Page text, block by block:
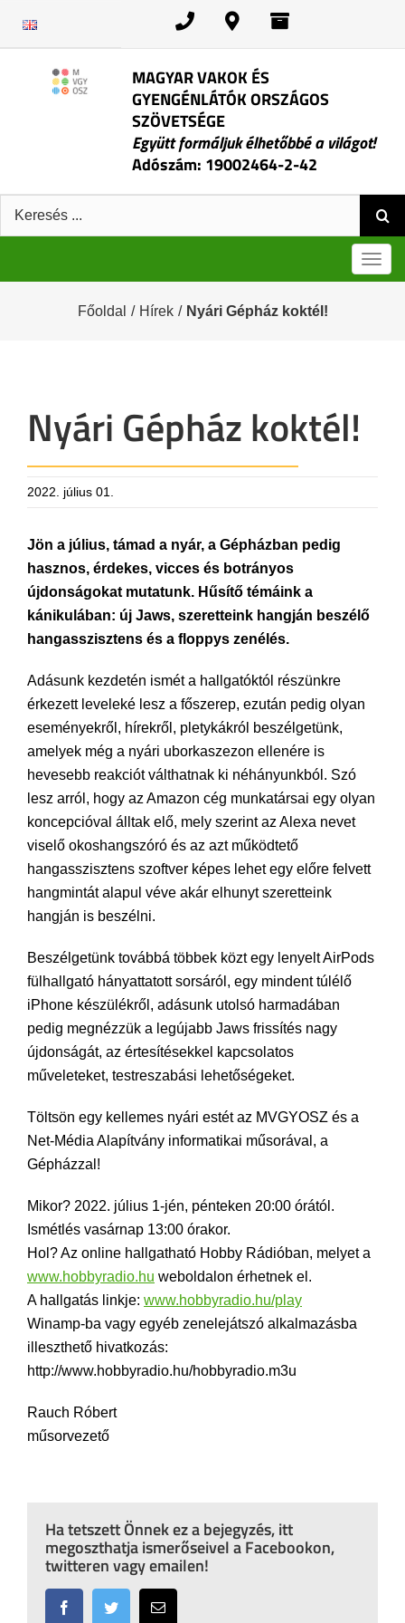
MAGYAR VAKOK ÉS
GYENGÉNLÁTÓK ORSZÁGOS
SZÖVETSÉGE
Együtt formáljuk élhetőbbé a világot!
Adószám: 19002464-2-42
Keresés:
Főoldal / Hírek / Nyári Gépház koktél!
Nyári Gépház koktél!
2022. július 01.
Jön a július, támad a nyár, a Gépházban pedig
hasznos, érdekes, vicces és botrányos
újdonságokat mutatunk. Hűsítő témáink a
kánikulában: új Jaws, szeretteink hangján beszélő
hangasszisztens és a floppys zenélés.
Adásunk kezdetén ismét a hallgatóktól részünkre
érkezett leveleké lesz a főszerep, ezután pedig olyan
eseményekről, hírekről, pletykákról beszélgetünk,
amelyek még a nyári uborkaszezon ellenére is
hevesebb reakciót válthatnak ki néhányunkból. Szó
lesz arról, hogy az Amazon cég munkatársai egy olyan
koncepcióval álltak elő, mely szerint az Alexa nevet
viselő okoshangszóró és az azt működtető
hangasszisztens szoftver képes lehet egy előre felvett
hangmintát alapul véve akár elhunyt szeretteink
hangján is beszélni.
Beszélgetünk továbbá többek közt egy lenyelt AirPods
fülhallgató hányattatott sorsáról, egy mindent túlélő
iPhone készülékről, adásunk utolsó harmadában
pedig megnézzük a legújabb Jaws frissítés nagy
újdonságát, az értesítésekkel kapcsolatos
műveleteket, testreszabási lehetőségeket.
Töltsön egy kellemes nyári estét az MVGYOSZ és a
Net-Média Alapítvány informatikai műsorával, a
Gépházzal!
Mikor? 2022. július 1-jén, pénteken 20:00 órától.
Ismétlés vasárnap 13:00 órakor.
Hol? Az online hallgatható Hobby Rádióban, melyet a
www.hobbyradio.hu weboldalon érhetnek el.
A hallgatás linkje: www.hobbyradio.hu/play
Winamp-ba vagy egyéb zenelejátszó alkalmazásba
illeszthető hivatkozás:
http://www.hobbyradio.hu/hobbyradio.m3u
Rauch Róbert
műsorvezető
Ha tetszett Önnek ez a bejegyzés, itt
megoszthatja ismerőseivel a Facebookon,
twitteren vagy emailen!
FacebookTwitter Email: